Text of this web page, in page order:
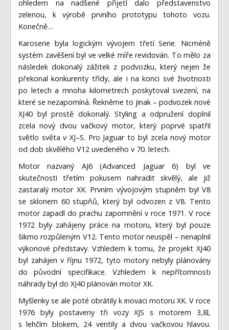
ohledem na nadšené přijetí dalo představenstvo
zelenou, k výrobě prvního prototypu tohoto vozu.
Konečně…
Karoserie byla logickým vývojem třetí Serie. Nicméně
systém zavěšení byl ve velké míře revidován. To mělo za
následek dokonalý zážitek z podvozku, který nejen že
překonal konkurenty třídy, ale i na konci své životnosti
po letech a mnoha kilometrech poskytoval svezení, na
které se nezapomíná. Řekněme to jinak – podvozek nové
XJ40 byl prostě dokonalý. Styling a odpružení doplnil
zcela nový dvou vačkový motor, který poprvé spatřil
světlo světa v XJ–S. Pro Jaguar to byl zcela nový motor
od dob skvělého V12 uvedeného v 70. letech.
Motor nazvaný AJ6 (Advanced Jaguar 6) byl ve
skutečnosti třetím pokusem nahradit skvělý, ale již
zastaralý motor XK. Prvním vývojovým stupněm byl V8
se sklonem 60 stupňů, který byl odvozen z V8. Tento
motor zapadl do prachu zapomnění v roce 1971. V roce
1972 byly zahájeny práce na motoru, který byl pouze
šikmo rozpůleným V12. Tento motor neuspěl – nenaplnil
výkonové představy. Vzhledem k tomu, že projekt XJ40
byl zahájen v říjnu 1972, tyto motory nebyly plánovány
do původní specifikace. Vzhledem k nepřítomnosti
náhrady byl do XJ40 plánován motor XK.
Myšlenky se ale poté obrátily k inovaci motoru XK. V roce
1976 byly postaveny tři vozy XJS s motorem 3,8l,
s lehčím blokem, 24 ventily a dvou vačkovou hlavou.